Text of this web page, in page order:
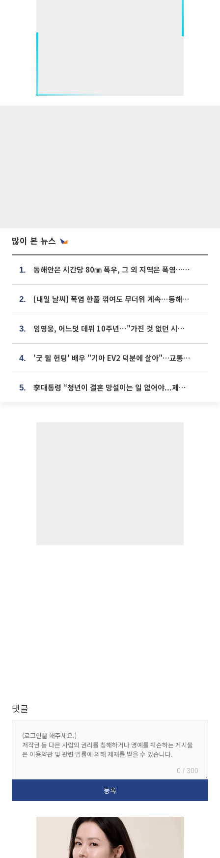
많이 본 뉴스
1. 동해안은 시간당 80㎜ 폭우, 그 외 지역은 폭염…‘극과 극 날씨’
2. [내일 날씨] 폭염 한풀 꺾여도 무더위 계속⋯동해안 이틀 연속 비
3. 임영웅, 어느덧 데뷔 10주년⋯"가진 것 없던 시절, 내 앞엔 20명의 팬뿐"
4. '굿 윌 헌팅' 배우 "기아 EV2 덕분에 살아"…교통사고 후 안전성 극찬
5. 李대통령 “청년이 결혼 망설이는 일 없어야...제도상 불이익 조사”
댓글
0 / 300